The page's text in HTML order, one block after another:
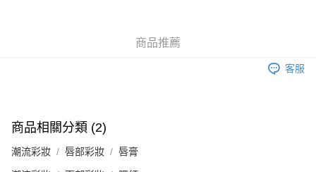
相關說明
銀行匯款 請將存款存到以下銀行帳戶，並於存款單據寫上訂單編號後電郵至
eshop@colourmix-cosmetics.com** **我們不會處理沒有提供存款單據的訂
送貨方式
商品推薦
客服
商品相關分類 (2)
潮流彩妝 唇部彩妝 唇膏